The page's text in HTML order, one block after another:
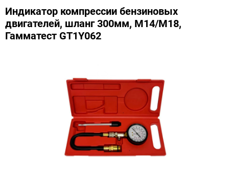
Индикатор компрессии бензиновых
двигателей, шланг 300мм, М14/М18,
Гамматест GT1Y062